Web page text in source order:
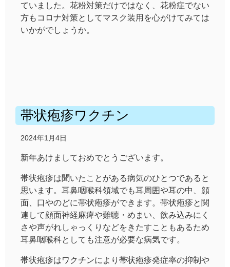
ていました。花粉対策だけではなく、花粉症でない
方もコロナ対策としてマスク装用を心がけてみては
いかがでしょうか。
帯状疱疹ワクチン
2024年1月4日
新年あけましておめでとうございます。
帯状疱疹は聞いたことがある病気のひとつであると
思います。耳鼻咽喉科領域でも耳周囲や耳の中、顔
面、口やのどに帯状疱疹ができます。帯状疱疹と関
連して顔面神経麻痺や難聴・めまい、飲み込みにく
さや声がれしゃっくりなどをきたすこともあるため
耳鼻咽喉科としても注意が必要な病気です。
帯状疱疹はワクチンにより帯状疱疹発症率の抑制や